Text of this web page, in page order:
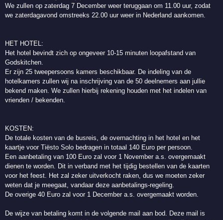
We zullen op zaterdag 7 December weer teruggaan om 11.00 uur, zodat
we zaterdagavond omstreeks 22.00 uur weer in Nederland aankomen.
HET HOTEL:
Het hotel bevindt zich op ongeveer 10-15 minuten loopafstand van
Godskitchen.
Er zijn 25 tweepersoons kamers beschikbaar. De indeling van de
hotelkamers zullen wij na inschrijving van de 50 deelnemers aan jullie
bekend maken. We zullen hierbij rekening houden met het indelen van
vrienden / bekenden.
KOSTEN:
De totale kosten van de busreis, de overnachting in het hotel en het
kaartje voor Tiësto Solo bedragen in totaal 140 Euro per persoon.
Een aanbetaling van 100 Euro zal voor 1 November a.s. overgemaakt
dienen te worden. Dit in verband met het tijdig bestellen van de kaarten
voor het feest. Het zal zeker uitverkocht raken, dus we moeten zeker
weten dat je meegaat, vandaar deze aanbetalings-regeling.
De overige 40 Euro zal voor 1 December a.s. overgemaakt worden.
De wijze van betaling komt in de volgende mail aan bod. Deze mail is